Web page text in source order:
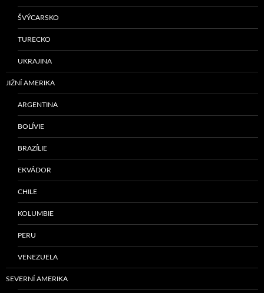
ŠVÝCARSKO
TURECKO
UKRAJINA
JIŽNÍ AMERIKA
ARGENTINA
BOLÍVIE
BRAZÍLIE
EKVÁDOR
CHILE
KOLUMBIE
PERU
VENEZUELA
SEVERNÍ AMERIKA